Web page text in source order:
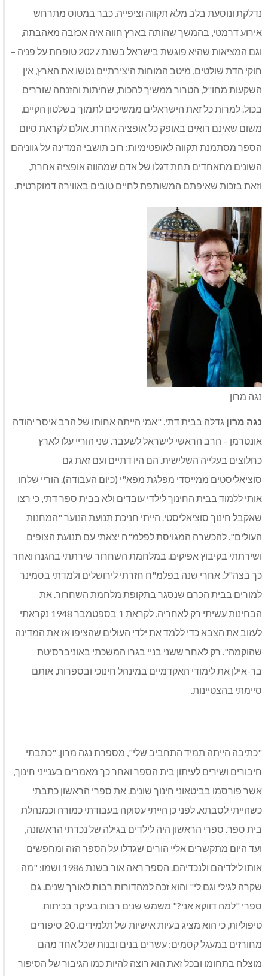
נדלקת ונוסעת בלב מלא תקווה וציפייה. כבר במטוס מתרחש
אירוע דרמטי, בהמשך שהותה בארץ חווה איה אכזבה מאהבתה,
וגם המציאות שהיא פוגשת בישראל בשנת 2027 טופחת על פניה –
חוקי הדת שולטים, מיטב המוחות היצירתיים נטשו את הארץ, אין
השקעות מחו"ל, הטרור ממשיך להכות, שחיתות והזנחה שוררים
בכול. למרות כל זאת הישראלים ממשיכים לתמוך בשלטון הקיים,
משום שאינם רואים באופק כל אופציה אחרת. אולם לקראת סיום
הספר מסתמנת תקווה לאופטימיות: רוב תושבי המדינה על גווניהם
השונים מתאחדים תחת דגלו של אדם שמהווה אופציה אחרת,
וזאת בזכות שאיפתם המשותפת לחיים טובים באווירה דמוקרטית.
נגה מרון
נגה מרון גדלה בבית דתי. "אמי הייתה אחותו של הרב איסר יהודה
אונטרמן – הרב הראשי לישראל לשעבר. שני הוריי עלו לארץ
כחלוצים בעלייה השלישית. הם היו דתיים ועם זאת גם
סוציאליסטים ממייסדי מפלגת מפא"י (כיום העבודה). הוריי שלחו
אותי ללמוד בבית החינוך לילדי עובדים ולא בבית ספר דתי, כי רצו
שאקבל חינוך סוציאליסטי. הייתי חניכת תנועת הנוער "המחנות
העולים". להכשרה המגויסת לפלמ"ח יצאתי עם תנועת הצופים
ושירתתי בקיבוץ אפיקים. במלחמת השחרור שירתתי בהגנה ואחר
כך בצה"ל. אחרי שנה בפלמ"ח חזרתי לירושלים ולמדתי בסמינר
למורים בבית הכרם שנסגר בתקופת מלחמת השחרור. את
הבחינות עשיתי רק לאחריה. לקראת 1 בספטמבר 1948 נקראתי
לעזוב את הצבא כדי ללמד את ילדי העולים שהציפו אז את המדינה
שהוקמה". רק לאחר ששני בניי בגרו המשכתי באוניברסיטת
בר-אילן את לימודי האקדמיים במינהל חינוכי ובספרות, אותם
סיימתי בהצטיינות.
"כתיבה הייתה תמיד התחביב שלי", מספרת נגה מרון. "כתבתי
חיבורים ושירים לעיתון בית הספר ואחר כך מאמרים בענייני חינוך,
אשר פורסמו בביטאוני חינוך שונים. את ספרי הראשון כתבתי
כשהייתי לסבתא. לפני כן הייתי עסוקה בעבודתי כמורה וכמנהלת
בית ספר. ספרי הראשון היה לילדים בגילה של נכדתי הראשונה,
ועד היום מתקשרים אליי הורים שגדלו על הספר הזה ומחפשים
אותו לילדיהם ולנכדיהם. הספר ראה אור בשנת 1986 ושמו: "מה
שקרה לגילי וגם לי" והוא זכה למהדורות רבות לאורך שנים. גם
ספרי "למה דווקא אני?" משמש שנים רבות בעיקר בכיתות
טיפוליות, כי הוא מציג בעיות אישיות של תלמידים. 20 סיפורים
מחורזים במעגל קסמים: עשרים בנים ובנות שכל אחד מהם
מוצלח בתחומו ובכל זאת הוא רוצה להיות כמו הגיבור של הסיפור